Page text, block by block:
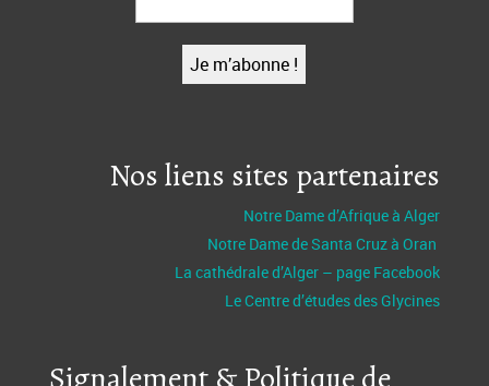
Nos liens sites partenaires
Notre Dame d’Afrique à Alger
Notre Dame de Santa Cruz à Oran
La cathédrale d’Alger – page Facebook
Le Centre d’études des Glycines